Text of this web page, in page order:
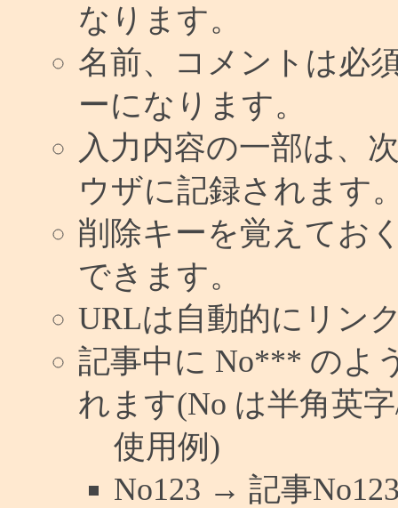
なります。
名前、コメントは必
ーになります。
入力内容の一部は、
ウザに記録されます
削除キーを覚えてお
できます。
URLは自動的にリン
記事中に No*** のよ
れます(No は半角英
使用例)
No123 → 記事